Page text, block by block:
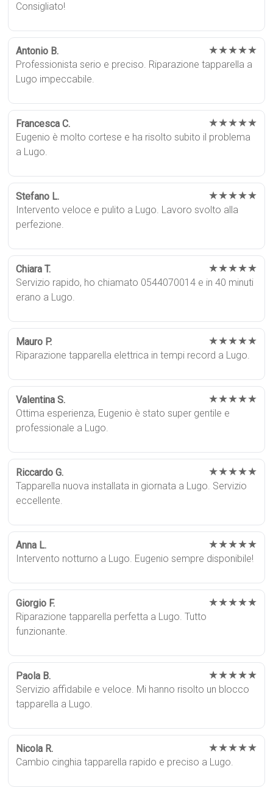
Consigliato!
Antonio B. ★★★★★
Professionista serio e preciso. Riparazione tapparella a
Lugo impeccabile.
Francesca C. ★★★★★
Eugenio è molto cortese e ha risolto subito il problema
a Lugo.
Stefano L. ★★★★★
Intervento veloce e pulito a Lugo. Lavoro svolto alla
perfezione.
Chiara T. ★★★★★
Servizio rapido, ho chiamato 0544070014 e in 40 minuti
erano a Lugo.
Mauro P. ★★★★★
Riparazione tapparella elettrica in tempi record a Lugo.
Valentina S. ★★★★★
Ottima esperienza, Eugenio è stato super gentile e
professionale a Lugo.
Riccardo G. ★★★★★
Tapparella nuova installata in giornata a Lugo. Servizio
eccellente.
Anna L. ★★★★★
Intervento notturno a Lugo. Eugenio sempre disponibile!
Giorgio F. ★★★★★
Riparazione tapparella perfetta a Lugo. Tutto
funzionante.
Paola B. ★★★★★
Servizio affidabile e veloce. Mi hanno risolto un blocco
tapparella a Lugo.
Nicola R. ★★★★★
Cambio cinghia tapparella rapido e preciso a Lugo.